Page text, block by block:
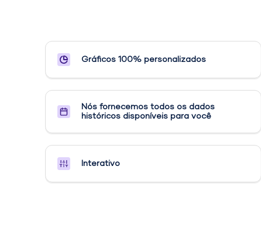
Gráficos 100% personalizados
Nós fornecemos todos os dados
históricos disponíveis para você
Interativo